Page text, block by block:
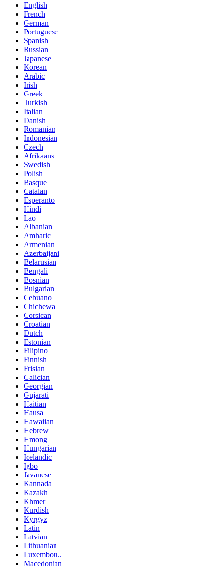
English
French
German
Portuguese
Spanish
Russian
Japanese
Korean
Arabic
Irish
Greek
Turkish
Italian
Danish
Romanian
Indonesian
Czech
Afrikaans
Swedish
Polish
Basque
Catalan
Esperanto
Hindi
Lao
Albanian
Amharic
Armenian
Azerbaijani
Belarusian
Bengali
Bosnian
Bulgarian
Cebuano
Chichewa
Corsican
Croatian
Dutch
Estonian
Filipino
Finnish
Frisian
Galician
Georgian
Gujarati
Haitian
Hausa
Hawaiian
Hebrew
Hmong
Hungarian
Icelandic
Igbo
Javanese
Kannada
Kazakh
Khmer
Kurdish
Kyrgyz
Latin
Latvian
Lithuanian
Luxembou..
Macedonian